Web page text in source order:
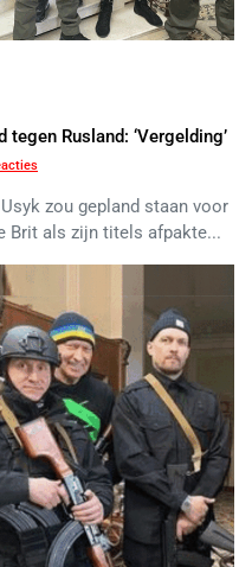
Rusland: ‘Vergelding’
zou gepland staan voor
Brit als zijn titels afpakte...